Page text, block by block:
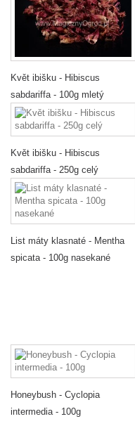
Květ ibišku - Hibiscus
sabdariffa - 100g mletý
Květ ibišku - Hibiscus
sabdariffa - 250g celý
List máty klasnaté - Mentha
spicata - 100g nasekané
Honeybush - Cyclopia
intermedia - 100g